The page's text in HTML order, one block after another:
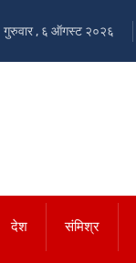
गुरुवार , ६ ऑगस्ट २०२६
देश संमिश्र